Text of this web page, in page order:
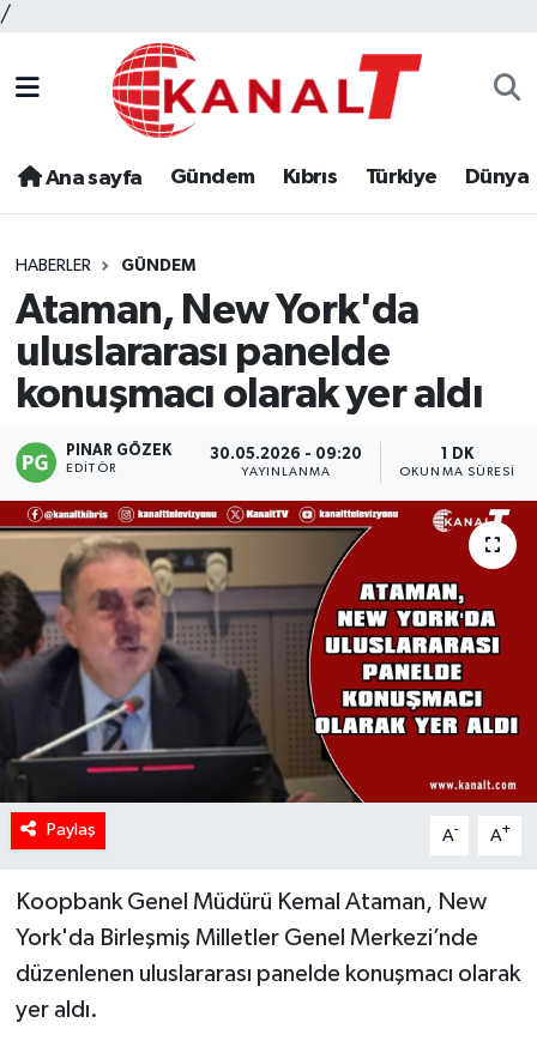
/
Ana sayfa Gündem Kıbrıs Türkiye Dünya
HABERLER GÜNDEM
Ataman, New York'da
uluslararası panelde
konuşmacı olarak yer aldı
PINAR GÖZEK
EDITÖR
30.05.2026 - 09:20
YAYINLANMA
1 DK
OKUNMA SÜRESI
Paylaş A- A+
Koopbank Genel Müdürü Kemal Ataman, New
York'da Birleşmiş Milletler Genel Merkezi’nde
düzenlenen uluslararası panelde konuşmacı olarak
yer aldı.